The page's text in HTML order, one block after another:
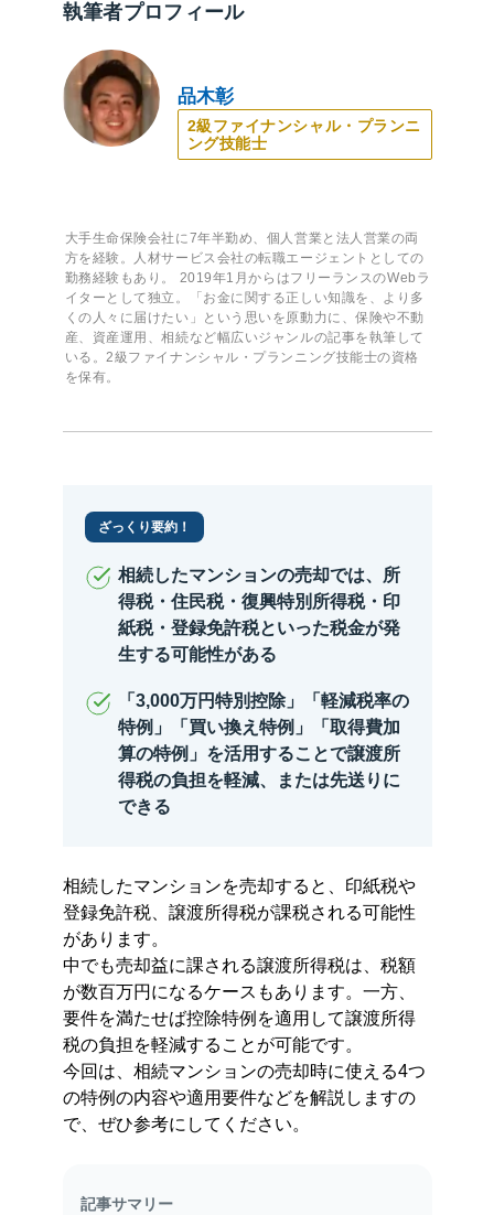
執筆者プロフィール
品木彰
2級ファイナンシャル・プランニ
ング技能士
大手生命保険会社に7年半勤め、個人営業と法人営業の両
方を経験。人材サービス会社の転職エージェントとしての
勤務経験もあり。 2019年1月からはフリーランスのWebラ
イターとして独立。「お金に関する正しい知識を、より多
くの人々に届けたい」という思いを原動力に、保険や不動
産、資産運用、相続など幅広いジャンルの記事を執筆して
いる。2級ファイナンシャル・プランニング技能士の資格
を保有。
ざっくり要約！
相続したマンションの売却では、所
得税・住民税・復興特別所得税・印
紙税・登録免許税といった税金が発
生する可能性がある
「3,000万円特別控除」「軽減税率の
特例」「買い換え特例」「取得費加
算の特例」を活用することで譲渡所
得税の負担を軽減、または先送りに
できる
相続したマンションを売却すると、印紙税や
登録免許税、譲渡所得税が課税される可能性
があります。
中でも売却益に課される譲渡所得税は、税額
が数百万円になるケースもあります。一方、
要件を満たせば控除特例を適用して譲渡所得
税の負担を軽減することが可能です。
今回は、相続マンションの売却時に使える4つ
の特例の内容や適用要件などを解説しますの
で、ぜひ参考にしてください。
記事サマリー